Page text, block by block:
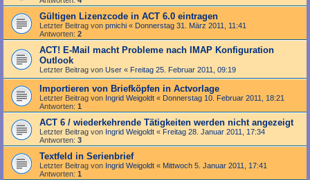
Gültigen Lizenzcode in ACT 6.0 eintragen
Letzter Beitrag von pmichi « Donnerstag 31. März 2011, 11:41
Antworten: 2
ACT! E-Mail macht Probleme nach IMAP Konfiguration
Outlook
Letzter Beitrag von User « Freitag 25. Februar 2011, 09:19
Importieren von Briefköpfen in Actvorlage
Letzter Beitrag von Ingrid Weigoldt « Donnerstag 10. Februar 2011, 18:21
Antworten: 1
ACT 6 / wiederkehrende Tätigkeiten werden nicht angezeigt
Letzter Beitrag von Ingrid Weigoldt « Freitag 28. Januar 2011, 17:34
Antworten: 3
Textfeld in Serienbrief
Letzter Beitrag von Ingrid Weigoldt « Mittwoch 5. Januar 2011, 17:41
Antworten: 1